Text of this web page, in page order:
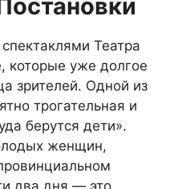
Театра
которые уже долгое
зрителей. Одной из
трогательная и
берутся дети».
женщин,